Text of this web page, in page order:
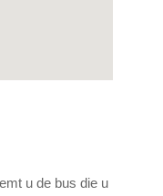
u de bus die u